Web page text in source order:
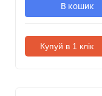
В кошик
Купуй в 1 клік